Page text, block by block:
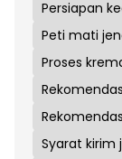
Persiapan
Peti mati
Proses
Syarat kirim